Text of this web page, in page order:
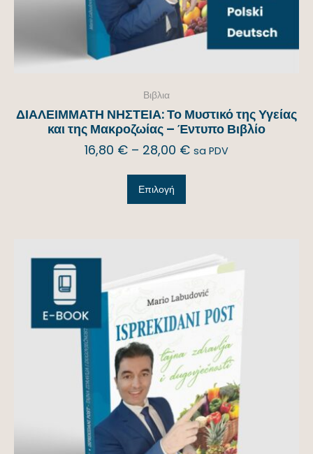
Βιβλια
ΔΙΑΛΕΙΜΜΑΤΗ ΝΗΣΤΕΙΑ: Το Μυστικό της Υγείας
και της Μακροζωίας – Έντυπο Βιβλίο
16,80 € – 28,00 € sa PDV
Επιλογή